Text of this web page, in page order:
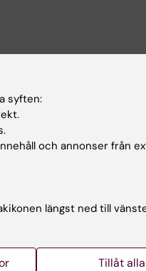
France, 2024
2020
syften:
och annonser från
längst ned till
Tillåt alla